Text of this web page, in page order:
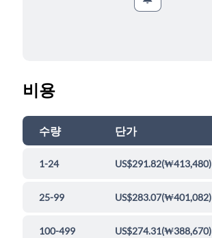
비용
수량 단가
1-24 US$291.82(₩413,480)
25-99 US$283.07(₩401,082)
100-499 US$274.31(₩388,670)